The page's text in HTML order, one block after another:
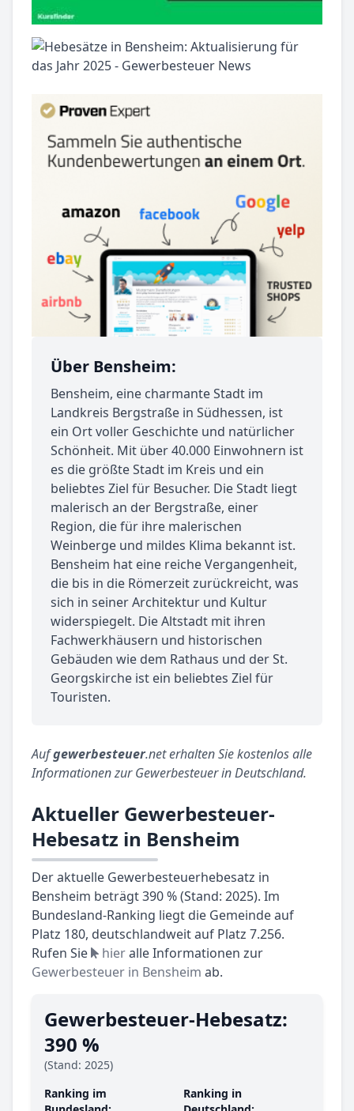
Über Bensheim:
Bensheim, eine charmante Stadt im
Landkreis Bergstraße in Südhessen, ist
ein Ort voller Geschichte und natürlicher
Schönheit. Mit über 40.000 Einwohnern ist
es die größte Stadt im Kreis und ein
beliebtes Ziel für Besucher. Die Stadt liegt
malerisch an der Bergstraße, einer
Region, die für ihre malerischen
Weinberge und mildes Klima bekannt ist.
Bensheim hat eine reiche Vergangenheit,
die bis in die Römerzeit zurückreicht, was
sich in seiner Architektur und Kultur
widerspiegelt. Die Altstadt mit ihren
Fachwerkhäusern und historischen
Gebäuden wie dem Rathaus und der St.
Georgskirche ist ein beliebtes Ziel für
Touristen.
Aufgewerbesteuer.net erhalten Sie kostenlos alle
Informationen zur Gewerbesteuer in Deutschland.
Aktueller Gewerbesteuer-
Hebesatz in Bensheim
Der aktuelle Gewerbesteuerhebesatz in
Bensheim beträgt 390 % (Stand: 2025). Im
Bundesland-Ranking liegt die Gemeinde auf
Platz 180, deutschlandweit auf Platz 7.256.
Rufen Sie
hieralle Informationen zur
Gewerbesteuer in Bensheim ab.
Gewerbesteuer-Hebesatz:
390 %
(Stand: 2025)
Ranking im
Ranking in